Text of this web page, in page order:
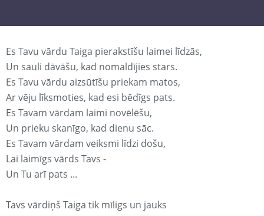
Es Tavu vārdu Taiga pierakstīšu laimei līdzās,
Un sauli dāvāšu, kad nomaldījies stars.
Es Tavu vārdu aizsūtīšu priekam matos,
Ar vēju līksmoties, kad esi bēdīgs pats.
Es Tavam vārdam laimi novēlēšu,
Un prieku skanīgo, kad dienu sāc.
Es Tavam vārdam veiksmi līdzi došu,
Lai laimīgs vārds Tavs -
Un Tu arī pats ...
Tavs vārdiņš Taiga tik mīligs un jauks